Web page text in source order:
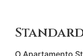
O Apartamento